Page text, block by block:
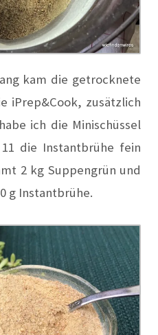
kam die getrocknete
iPrep&Cook, zusätzlich
ich die Minischüssel
die Instantbrühe fein
2 kg Suppengrün und
g Instantbrühe.